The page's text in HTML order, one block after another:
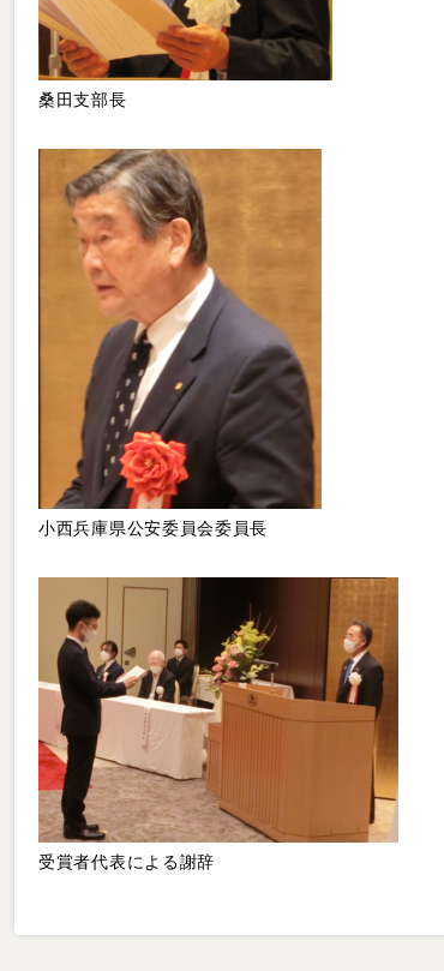
桑田支部長
小西兵庫県公安委員会委員長
受賞者代表による謝辞